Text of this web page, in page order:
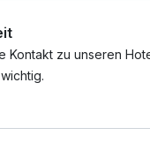
Kontakt zu unseren